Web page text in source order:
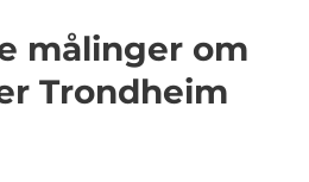
målinger om
Trondheim